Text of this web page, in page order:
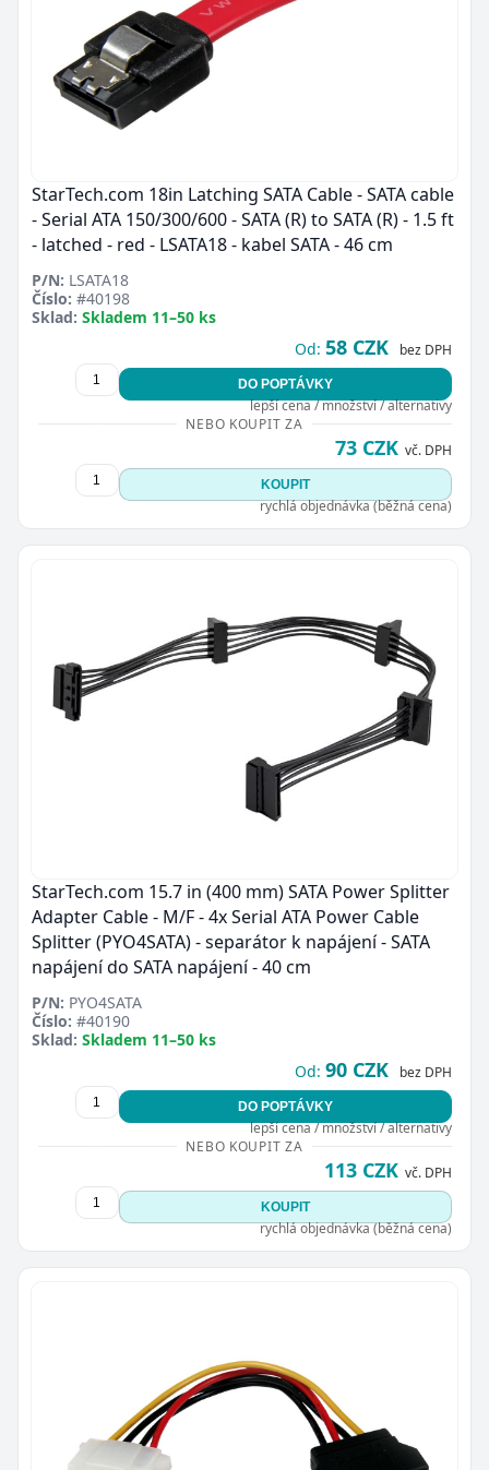
StarTech.com 18in Latching SATA Cable - SATA cable
- Serial ATA 150/300/600 - SATA (R) to SATA (R) - 1.5 ft
- latched - red - LSATA18 - kabel SATA - 46 cm
P/N: LSATA18
Číslo: #40198
Sklad: Skladem 11–50 ks
Od: 58 CZK bez DPH
DO POPTÁVKY
lepší cena / množství / alternativy
NEBO KOUPIT ZA
73 CZK vč. DPH
KOUPIT
rychlá objednávka (běžná cena)
StarTech.com 15.7 in (400 mm) SATA Power Splitter
Adapter Cable - M/F - 4x Serial ATA Power Cable
Splitter (PYO4SATA) - separátor k napájení - SATA
napájení do SATA napájení - 40 cm
P/N: PYO4SATA
Číslo: #40190
Sklad: Skladem 11–50 ks
Od: 90 CZK bez DPH
DO POPTÁVKY
lepší cena / množství / alternativy
NEBO KOUPIT ZA
113 CZK vč. DPH
KOUPIT
rychlá objednávka (běžná cena)